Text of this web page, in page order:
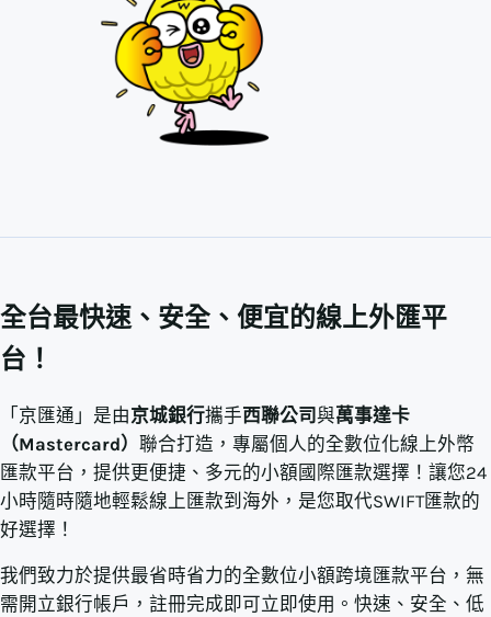
全台最快速、安全、便宜的線上外匯平
台！
「京匯通」是由京城銀行攜手西聯公司與萬事達卡
（Mastercard）聯合打造，專屬個人的全數位化線上外幣
匯款平台，提供更便捷、多元的小額國際匯款選擇！讓您24
小時隨時隨地輕鬆線上匯款到海外，是您取代SWIFT匯款的
好選擇！
我們致力於提供最省時省力的全數位小額跨境匯款平台，無
需開立銀行帳戶，註冊完成即可立即使用。快速、安全、低